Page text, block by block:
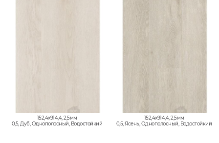
152,4x914,4, 2,5мм
0,5, Дуб, Однополосный, Водостойкий
152,4x914,4, 2,5мм
0,5, Ясень, Однополосный, Водостойкий